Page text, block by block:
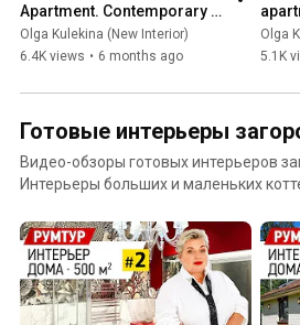
Apartment. Contemporary
Interior. Interior Review
Olga Kulekina (New Interior)
6.4K views • 6 months ago
of
Graf
Olga
5.1K
Готовые интерьеры
Видео-обзоры готовых интерьеров
Интерьеры больших и маленьких